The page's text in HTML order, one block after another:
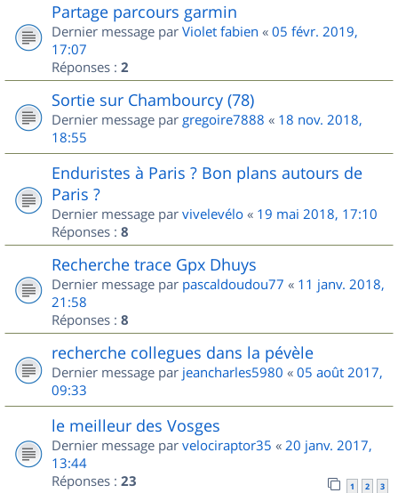
Partage parcours garmin
Dernier message par Violet fabien « 05 févr. 2019,
17:07
Réponses : 2
Sortie sur Chambourcy (78)
Dernier message par gregoire7888 « 18 nov. 2018,
18:55
Enduristes à Paris ? Bon plans autours de
Paris ?
Dernier message par vivelevélo « 19 mai 2018, 17:10
Réponses : 8
Recherche trace Gpx Dhuys
Dernier message par pascaldoudou77 « 11 janv. 2018,
21:58
Réponses : 8
recherche collegues dans la pévèle
Dernier message par jeancharles5980 « 05 août 2017,
09:33
le meilleur des Vosges
Dernier message par velociraptor35 « 20 janv. 2017,
13:44
Réponses : 23 1 2 3